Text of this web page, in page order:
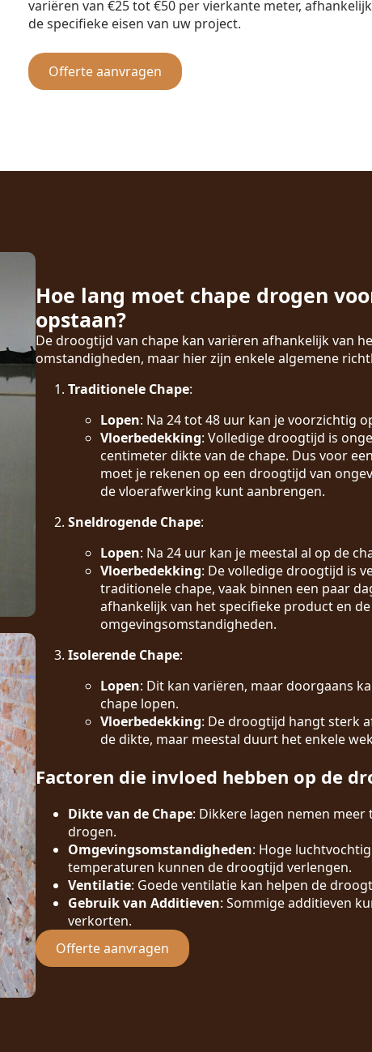
variëren van €25 tot €50 per vierkante meter,
de specifieke eisen van uw project.
Offerte aanvragen
Hoe lang moet chape drogen
opstaan?
De droogtijd van chape kan variëren afhankelijk van
omstandigheden, maar hier zijn enkele algemene
Traditionele Chape:
Lopen: Na 24 tot 48 uur kan je voorzichtig
Vloerbedekking: Volledige droogtijd is
centimeter dikte van de chape. Dus voor
moet je rekenen op een droogtijd van
de vloerafwerking kunt aanbrengen.
Sneldrogende Chape:
Lopen: Na 24 uur kan je meestal al op de
Vloerbedekking: De volledige droogtijd is
traditionele chape, vaak binnen een paar
afhankelijk van het specifieke product en de
omgevingsomstandigheden.
Isolerende Chape:
Lopen: Dit kan variëren, maar doorgaans
chape lopen.
Vloerbedekking: De droogtijd hangt sterk
de dikte, maar meestal duurt het enkele
Factoren die invloed hebben op de
Dikte van de Chape: Dikkere lagen nemen
drogen.
Omgevingsomstandigheden: Hoge
temperaturen kunnen de droogtijd verlengen.
Ventilatie: Goede ventilatie kan helpen de
Gebruik van Additieven: Sommige additieven
verkorten.
Offerte aanvragen